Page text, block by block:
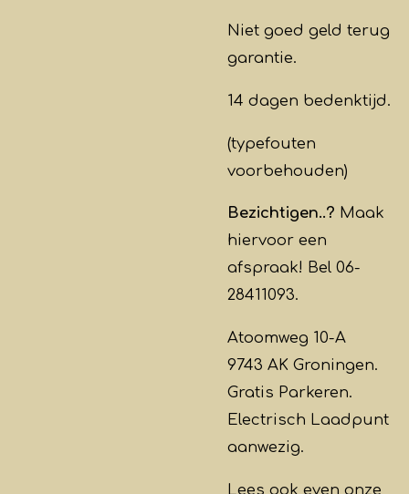
Niet goed geld terug
garantie.
14 dagen bedenktijd.
(typefouten
voorbehouden)
Bezichtigen..? Maak
hiervoor een
afspraak! Bel 06-
28411093.
Atoomweg 10-A
9743 AK Groningen.
Gratis Parkeren.
Electrisch Laadpunt
aanwezig.
Lees ook even onze